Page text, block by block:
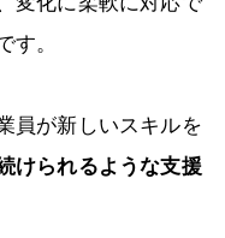
す。
員が新しいスキルを
けられるような支援